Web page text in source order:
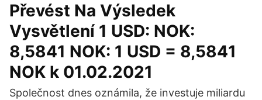
Převést Na Výsledek
Vysvětlení 1 USD: NOK:
8,5841 NOK: 1 USD = 8,5841
NOK k 01.02.2021
Společnost dnes oznámila, že investuje miliardu